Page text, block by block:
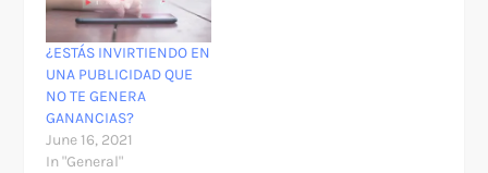
¿ESTÁS INVIRTIENDO EN
UNA PUBLICIDAD QUE
NO TE GENERA
GANANCIAS?
June 16, 2021
In "General"